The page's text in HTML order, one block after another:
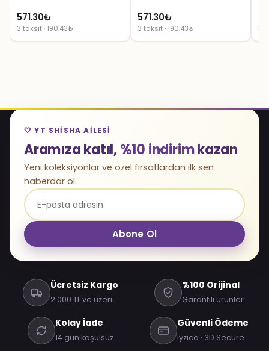
571.30₺
3 taksit · 190.43₺
571.30₺
3 taksit · 190.43₺ 3
🤍 YT SHISHA AILESI
Aramıza katıl,%10 indirimkazan
Yeni koleksiyonlar ve özel fırsatlardan ilk sen
haberdar ol.
Abone Ol
Ücretsiz Kargo
2.000 TL ve üzeri
%100 Orijinal
Garantili ürünler
Kolay İade
14 gün koşulsuz
Güvenli Ödeme
iyzico · 3D Secure